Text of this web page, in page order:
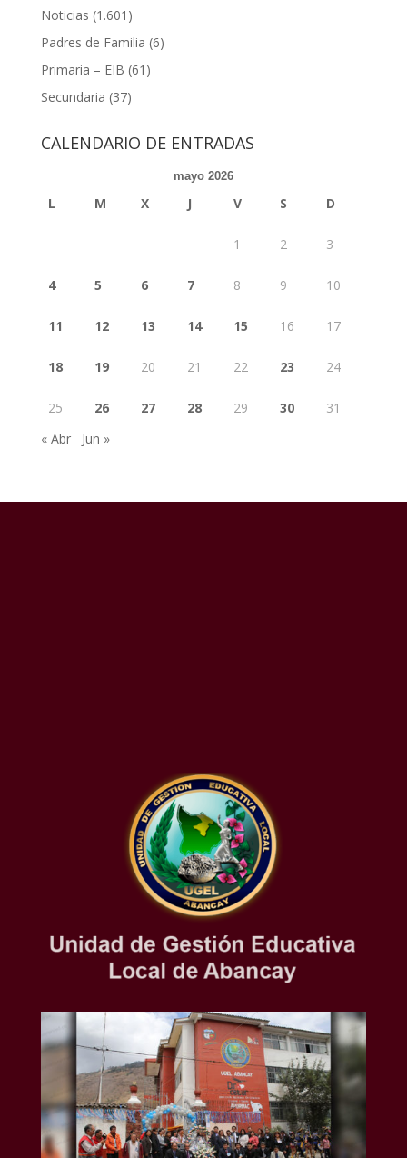
Noticias (1.601)
Padres de Familia (6)
Primaria – EIB (61)
Secundaria (37)
CALENDARIO DE ENTRADAS
mayo 2026
L M X J V S D
1 2 3
4 5 6 7 8 9 10
11 12 13 14 15 16 17
18 19 20 21 22 23 24
25 26 27 28 29 30
31
« Abr
Jun »